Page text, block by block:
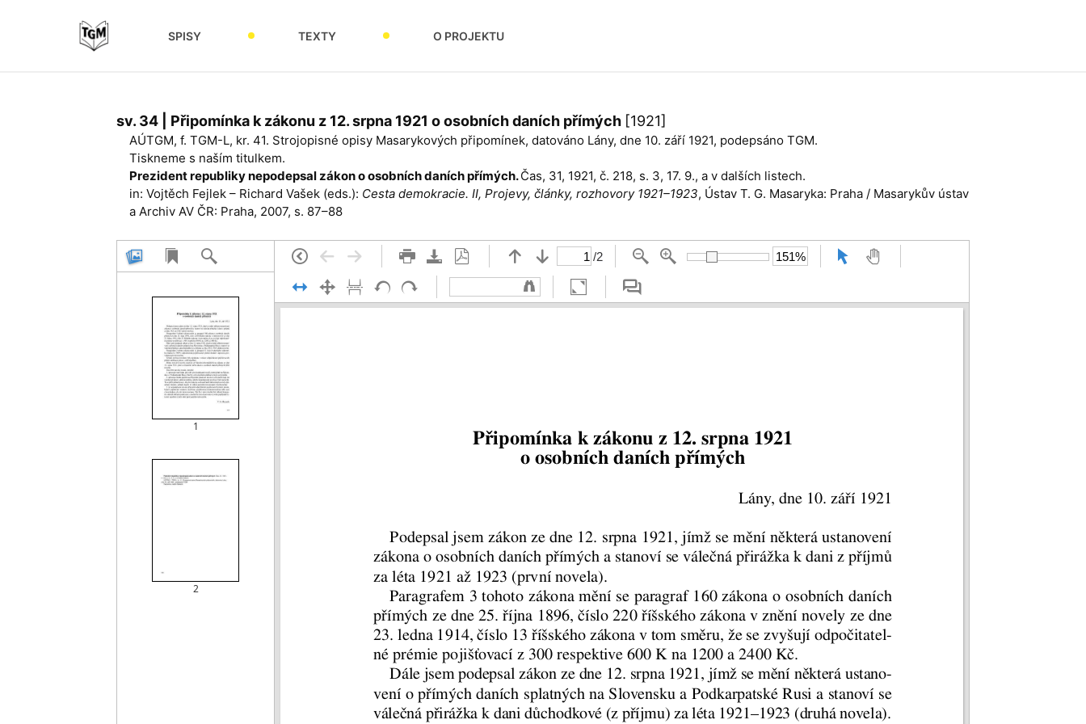
SPISY TEXTY O PROJEKTU
sv. 34 | Připomínka k zákonu z 12. srpna 1921 o osobních daních přímých [1921]
AÚTGM, f. TGM-L, kr. 41. Strojopisné opisy Masarykových připomínek, datováno Lány, dne 10. září 1921, podepsáno TGM.
Tiskneme s naším titulkem.
Prezident republiky nepodepsal zákon o osobních daních přímých.Čas, 31, 1921, č. 218, s. 3, 17. 9., a v dalších listech.
in: Vojtěch Fejlek – Richard Vašek (eds.): Cesta demokracie. II, Projevy, články, rozhovory 1921–1923, Ústav T. G. Masaryka: Praha / Masarykův ústav
a Archiv AV ČR: Praha, 2007, s. 87–88